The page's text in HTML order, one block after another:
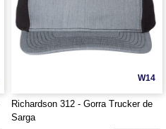
W14
Richardson 312 - Gorra Trucker de
Sarga